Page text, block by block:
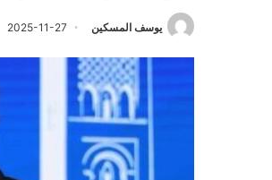
يوسف المسكين 2025-11-27